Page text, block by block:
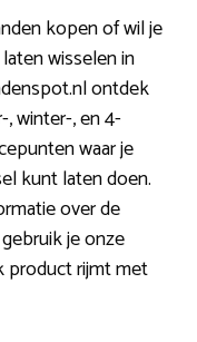
kopen of wil je
wisselen in
ontdek
winter-, en 4-
waar je
kunt laten doen.
over de
je onze
rijmt met